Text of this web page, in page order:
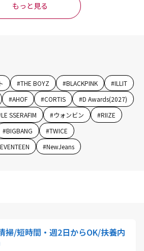
もっと見る
#THE BOYZ #BLACKPINK #ILLIT
#AHOF #CORTIS #D Awards(2027)
LE SSERAFIM #ウォンビン #RIIZE
#BIGBANG #TWICE
#NewJeans
掃/短時間・週2日からOK/扶養内